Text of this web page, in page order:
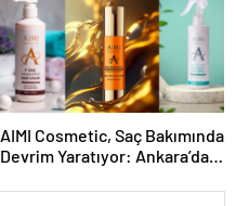
AIMI Cosmetic, Saç Bakımında
Devrim Yaratıyor: Ankara’dan